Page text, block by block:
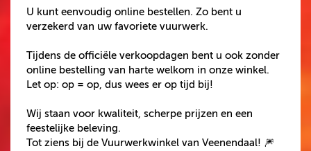
FONTEINEN
STERRETJES
STADIONFAKKEL
DIVERSEN
CAKES CAT.F2
COMPOUND CAT.F2
U kunt eenvoudig online bestellen. Zo bent u
verzekerd van uw favoriete vuurwerk.
Tijdens de officiële verkoopdagen bent u ook zonder
online bestelling van harte welkom in onze winkel.
Let op: op = op, dus wees er op tijd bij!
Wij staan voor kwaliteit, scherpe prijzen en een
feestelijke beleving.
Tot ziens bij de Vuurwerkwinkel van Veenendaal! 🎆